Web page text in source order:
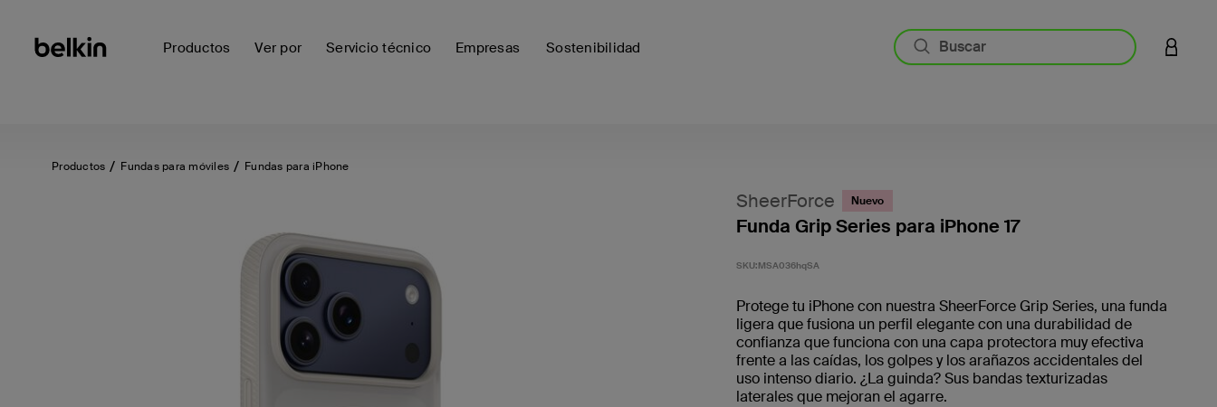
Productos Ver por Servicio técnico Empresas Sostenibilidad
Productos Fundas para móviles Fundas para iPhone
SheerForce Nuevo
Funda Grip Series para iPhone 17
SKU:MSA036hqSA
Protege tu iPhone con nuestra SheerForce Grip Series, una funda
ligera que fusiona un perfil elegante con una durabilidad de
confianza que funciona con una capa protectora muy efectiva
frente a las caídas, los golpes y los arañazos accidentales del
uso intenso diario. ¿La guinda? Sus bandas texturizadas
laterales que mejoran el agarre.